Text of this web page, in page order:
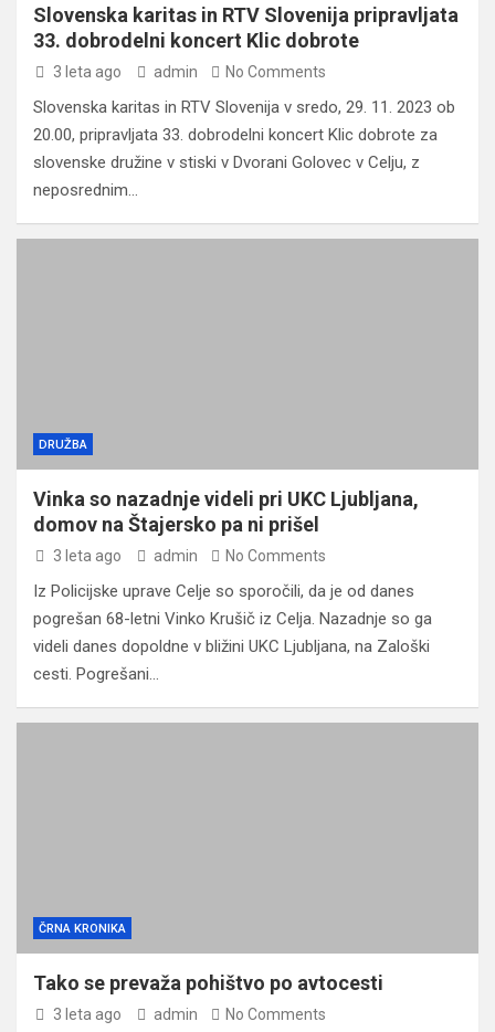
Slovenska karitas in RTV Slovenija pripravljata
33. dobrodelni koncert Klic dobrote
3 leta ago admin No Comments
Slovenska karitas in RTV Slovenija v sredo, 29. 11. 2023 ob
20.00, pripravljata 33. dobrodelni koncert Klic dobrote za
slovenske družine v stiski v Dvorani Golovec v Celju, z
neposrednim…
DRUŽBA
Vinka so nazadnje videli pri UKC Ljubljana,
domov na Štajersko pa ni prišel
3 leta ago admin No Comments
Iz Policijske uprave Celje so sporočili, da je od danes
pogrešan 68-letni Vinko Krušič iz Celja. Nazadnje so ga
videli danes dopoldne v bližini UKC Ljubljana, na Zaloški
cesti. Pogrešani…
ČRNA KRONIKA
Tako se prevaža pohištvo po avtocesti
3 leta ago admin No Comments